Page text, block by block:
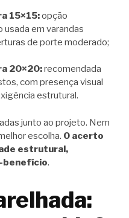
15×15:opção
usada em varandas
de porte moderado;
20×20:recomendada
com presença visual
estrutural.
junto ao projeto. Nem
escolha. O acerto
estrutural,
benefício.